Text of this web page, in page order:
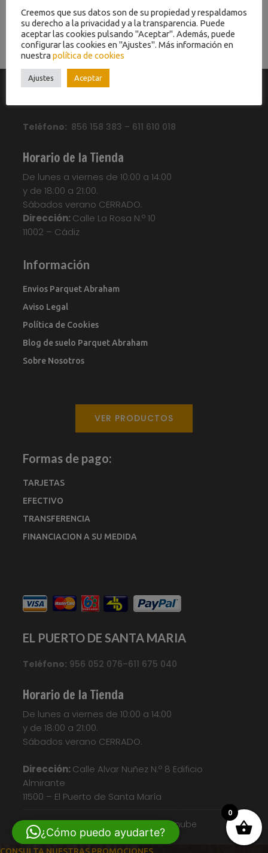
Tarima Laminada Tarima Roble Tarimas
Teléfono: 856 158 383 – 611 610 018
Horario de la Tienda
De lunes a viernes de 10:00 a 14:00
y de 18:00 a 21:00.
Sábados verano CERRADO.
Dirección:Calle La Rosa N.º 10
11002 – Cádiz
Información
Envios Parquet Abraham
Aviso Legal
Política de Cookies
Blog de suelo Parquet Abraham
Sobre Nosotros
VER PRODUCTOS
Formas de pago:
TARJETAS
EFECTIVO
TRANSFERENCIA
FINANCIACION A SU MEDIDA
EL PUERTO DE SANTA MARIA
Teléfono: 956 052 076–611 675 040
Horario de la Tienda
De lunes a viernes de 10:00 a 14:00
y de 18:00 a 21:00.
Sábados verano CERRADO.
Dirección:Calle Alvar Nuñez N.º 8 Edificio
Almirante
11500 – El Puerto de Santa María
© Diseño web| Nosunelanube
Creemos que sus datos son de su propiedad y respaldamos
su derecho a la privacidad y a la transparencia. Puede
aceptar las cookies pulsando "Aceptar". Además, puede
configurar las cookies en "Ajustes". Más información en
nuestra política de cookies
Ajustes Aceptar
0
¿Cómo puedo ayudarte?